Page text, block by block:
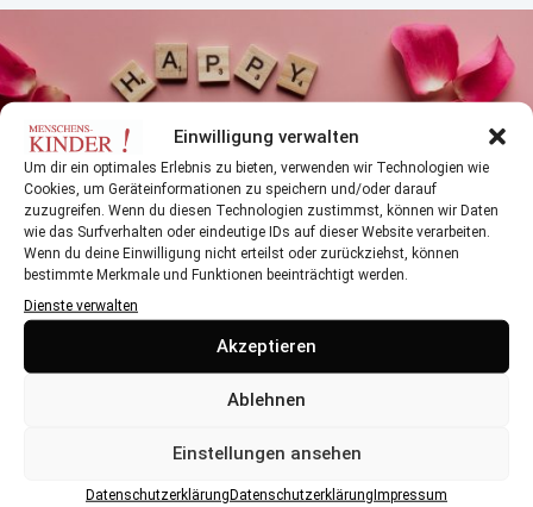
Einwilligung verwalten
Um dir ein optimales Erlebnis zu bieten, verwenden wir Technologien wie
Cookies, um Geräteinformationen zu speichern und/oder darauf
zuzugreifen. Wenn du diesen Technologien zustimmst, können wir Daten
wie das Surfverhalten oder eindeutige IDs auf dieser Website verarbeiten.
Wenn du deine Einwilligung nicht erteilst oder zurückziehst, können
bestimmte Merkmale und Funktionen beeinträchtigt werden.
Dienste verwalten
Akzeptieren
Ablehnen
Einstellungen ansehen
DatenschutzerklärungDatenschutzerklärungImpressum
LUSTIGE, FANTASIEVOLLE UND
LECKERE IDEEN ZUM
MUTTERTAG
Karten, Entspannungsbäder oder köstlicher Kuchen